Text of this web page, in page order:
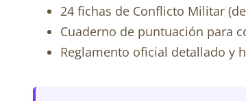
24 fichas de Conflicto Militar
Cuaderno de puntuación para
Reglamento oficial detallado y